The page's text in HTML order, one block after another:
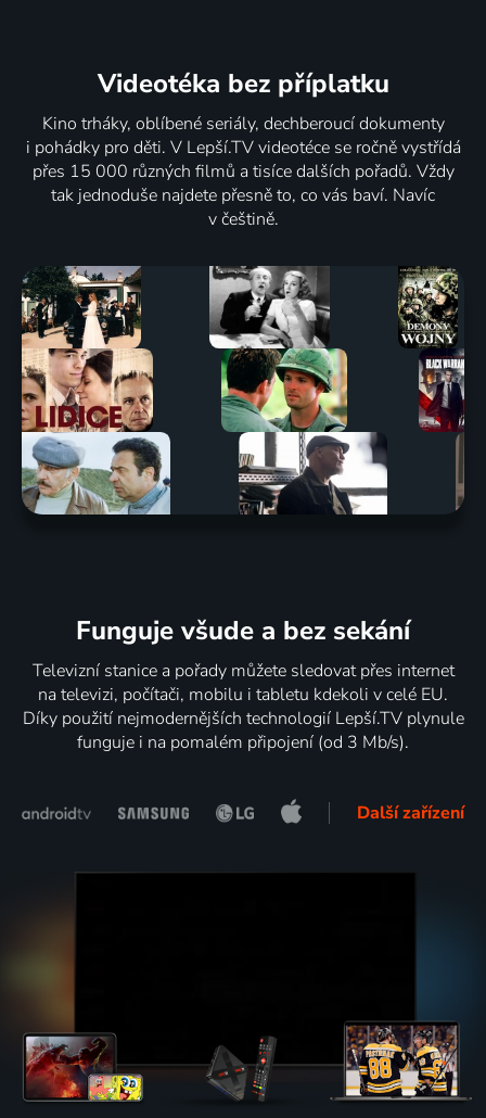
Videotéka bez příplatku
Kino trháky, oblíbené seriály, dechberoucí dokumenty
i pohádky pro děti. V Lepší.TV videotéce se ročně vystřídá
přes 15 000 různých filmů a tisíce dalších pořadů. Vždy
tak jednoduše najdete přesně to, co vás baví. Navíc
v češtině.
Funguje všude a bez sekání
Televizní stanice a pořady můžete sledovat přes internet
na televizi, počítači, mobilu i tabletu kdekoli v celé EU.
Díky použití nejmodernějších technologií Lepší.TV plynule
funguje i na pomalém připojení (od 3 Mb/s).
Další zařízení